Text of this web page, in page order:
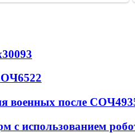
30093
6522
военных после СОЧ
с использованием